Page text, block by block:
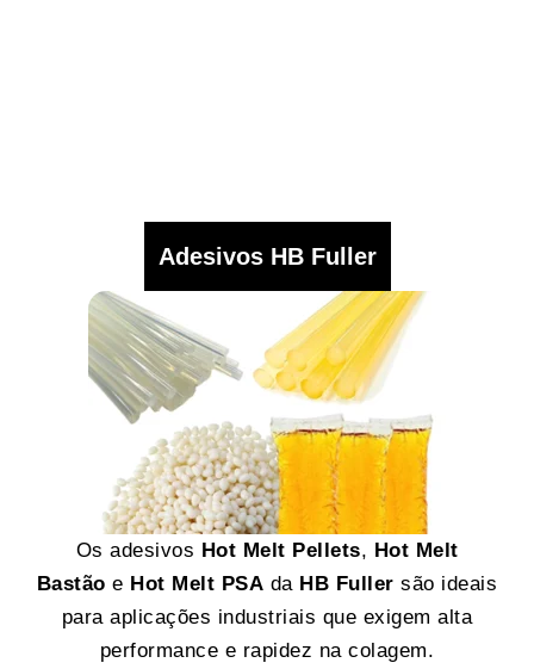
Adesivos HB Fuller
Os adesivos Hot Melt Pellets, Hot Melt
Bastão e Hot Melt PSA da HB Fuller são ideais
para aplicações industriais que exigem alta
performance e rapidez na colagem.